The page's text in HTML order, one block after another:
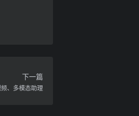
下一篇
、多模态助理